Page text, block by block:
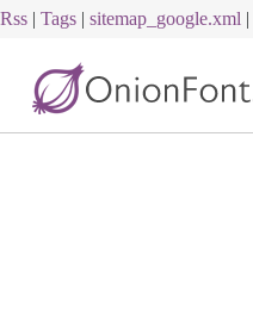
Rss | Tags | sitemap_google.xml |